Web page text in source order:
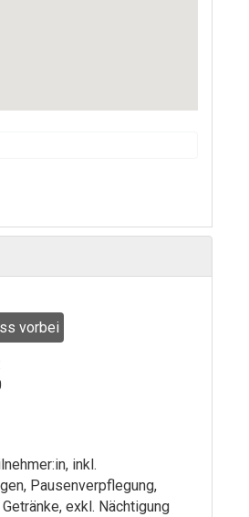
vorbei
inkl.
Pausenverpflegung,
exkl. Nächtigung